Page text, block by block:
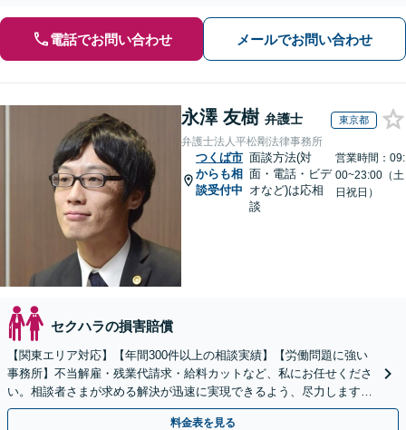
電話でお問い合わせ メールでお問い合わせ
永澤 友樹 弁護士 東京都
弁護士法人平松剛法律事務所
つくば市
からも相
談受付中
面談方法(対
面・電話・ビデ
オなど)は応相
談
営業時間：09:
00~23:00（土
日祝日）
セクハラの損害賠償
【関東エリア対応】【年間300件以上の相談実績】【労働問題に強い
事務所】不当解雇・残業代請求・給料カットなど、私にお任せくださ
い。相談者さまが求める解決が迅速に実現できるよう、尽力します
【初回相談無料】【着手金無料あり】【労使ともに対応】
料金表を見る